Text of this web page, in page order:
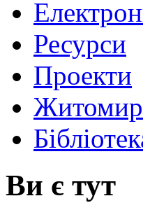
Ресурси
Проекти
Ви є тут